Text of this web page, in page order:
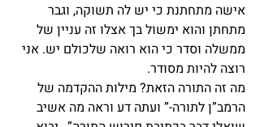
אישה מתחתנת כי יש לה תשוקה, וגבר
מתחתן והוא ימשול בך אצלו זה עניין של
ממשלה וסדר כי הוא רואה שלכולם יש. אני
רוצה להיות מסודר.
מה זה התורה הזאת? מילות ההקדמה של
הרמב”ן לתורה-” ועתה דע וראה מה אשיב